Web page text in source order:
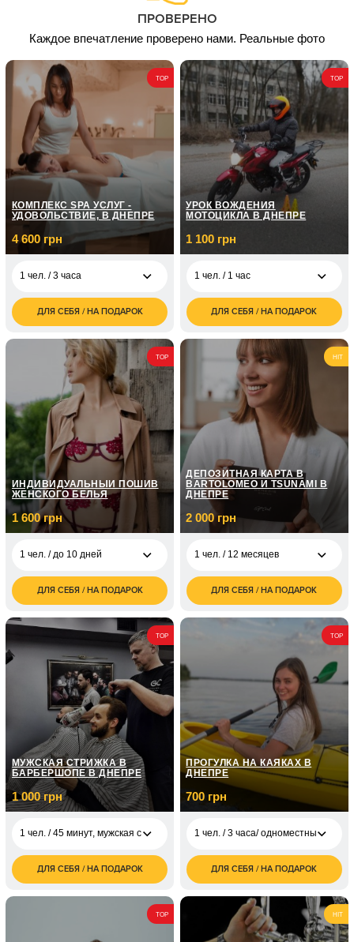
ПРОВЕРЕНО
Каждое впечатление проверено нами. Реальные фото
TOP
КОМПЛЕКС SPA УСЛУГ -
УДОВОЛЬСТВИЕ, В ДНЕПРЕ
4 600 грн
1 чел. / 3 часа
4 600
грн
ДЛЯ СЕБЯ / НА ПОДАРОК
TOP
УРОК ВОЖДЕНИЯ
МОТОЦИКЛА В ДНЕПРЕ
1 100 грн
1 чел. / 1 час
1 100
грн
1 чел. / 5 занятий по
5 000
грн
ДЛЯ СЕБЯ / НА ПОДАРОК
TOP
ИНДИВИДУАЛЬНЫЙ ПОШИВ
ЖЕНСКОГО БЕЛЬЯ
1 600 грн
1 чел. / до 10 дней
1 600
грн
1 чел. / до 10 дней
3 000
грн
1 чел. / до 10 дней
2 000
грн
ДЛЯ СЕБЯ / НА ПОДАРОК
HIT
ДЕПОЗИТНАЯ КАРТА В
BARTOLOMEO И TSUNAMI В
ДНЕПРЕ
2 000 грн
1 чел. / 12 месяцев
2 000
грн
1 000
грн
1 чел. / 12 месяцев
3 000
грн
1 чел. / 12 месяцев
5 000
1 чел. / 12 месяцев
10 000
грн
ДЛЯ СЕБЯ / НА ПОДАРОК
TOP
МУЖСКАЯ СТРИЖКА В
БАРБЕРШОПЕ В ДНЕПРЕ
1 000 грн
1 чел. / 45 минут, мужская стрижка
1 чел. / 45 минут,
мужская стрижка
грн
1 350
ДЛЯ СЕБЯ / НА ПОДАРОК
TOP
ПРОГУЛКА НА КАЯКАХ В
ДНЕПРЕ
700 грн
1 чел. / 3 часа/ одноместный каяк
1 чел. / 3 часа/
одноместный каяк
грн
1 чел. / 2 часа/
одноместный каяк
500
грн
ДЛЯ СЕБЯ / НА ПОДАРОК
TOP HIT